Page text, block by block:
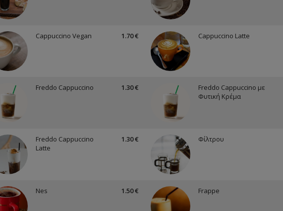
Cappuccino Vegan 1.70 € Cappuccino Latte
Freddo Cappuccino 1.30 €
Freddo Cappuccino με
Φυτική Κρέμα
Freddo Cappuccino
Latte
1.30 € Φίλτρου
Nes 1.50 € Frappe